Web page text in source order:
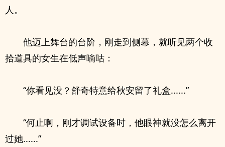
人。
他迈上舞台的台阶，刚走到侧幕，就听见两个收
拾道具的女生在低声嘀咕：
“你看见没？舒奇特意给秋安留了礼盒......”
“何止啊，刚才调试设备时，他眼神就没怎么离开
过她......”